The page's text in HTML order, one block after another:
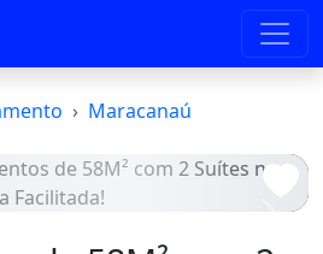
Maracanaú